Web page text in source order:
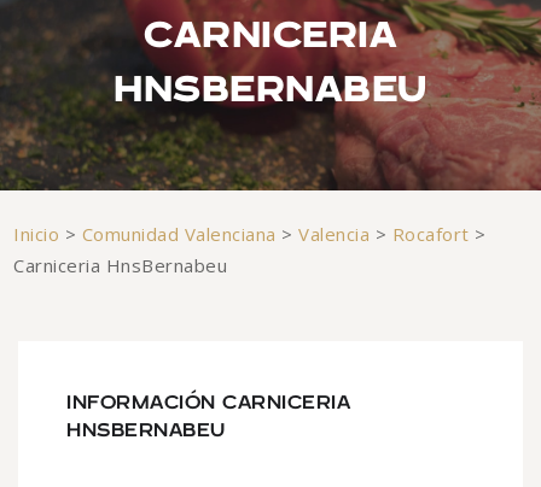
CARNICERIA
HNSBERNABEU
Inicio > Comunidad Valenciana >Valencia > Rocafort >
Carniceria HnsBernabeu
INFORMACIÓN CARNICERIA
HNSBERNABEU